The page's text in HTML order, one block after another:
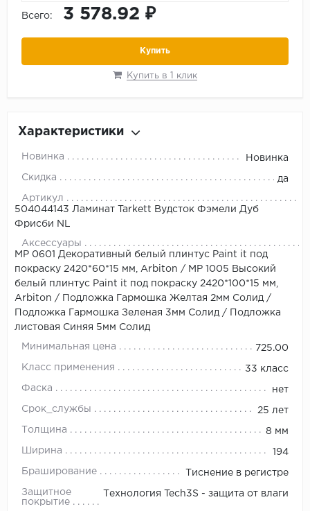
Всего: 3 578.92 ₽
Купить
Купить в 1 клик
Характеристики
Новинка Новинка
Скидка да
Артикул
504044143 Ламинат Tarkett Вудсток Фэмели Дуб
Фрисби NL
Аксессуары
МР 0601 Декоративный белый плинтус Paint it под
покраску 2420*60*15 мм, Arbiton / МР 1005 Высокий
белый плинтус Paint it под покраску 2420*100*15 мм,
Arbiton / Подложка Гармошка Желтая 2мм Солид /
Подложка Гармошка Зеленая 3мм Солид /
Подложка
листовая Синяя 5мм Солид
Минимальная цена 725.00
Класс применения 33 класс
Фаска нет
Срок_службы 25 лет
Толщина 8 мм
Ширина 194
Браширование Тиснение в регистре
Защитное
покрытие
Технология Tech3S - защита от влаги